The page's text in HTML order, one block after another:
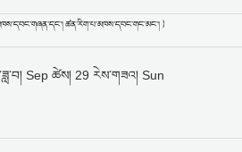
ཚན་རིག་པ་མཁས་དབང་གང་མང་། }
Sep ཚེས། 29 རེས་གཟའ། Sun